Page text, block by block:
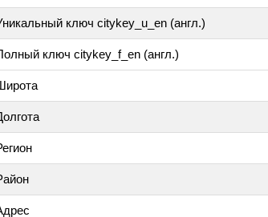
ключ citykey_u_en (англ.)
ключ citykey_f_en (англ.)